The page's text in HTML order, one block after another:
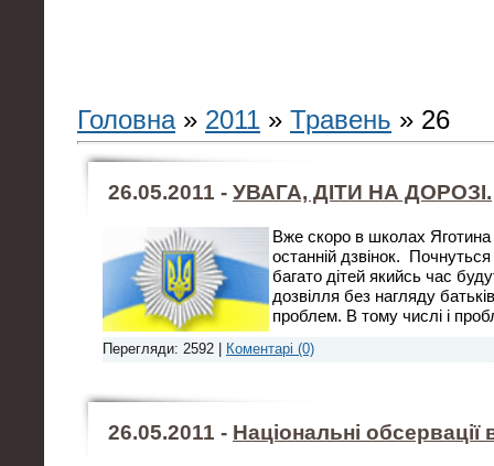
Головна» 2011 » Травень » 26
26.05.2011 - УВАГА, ДІТИ НА ДОРОЗІ.
Вже скоро в школах
останній дзвінок. Почнуться
багато дітей якийсь час
дозвілля без нагляду
проблем. В тому числі і
Перегляди: 2592 | Коментарі (0)
26.05.2011 - Національні